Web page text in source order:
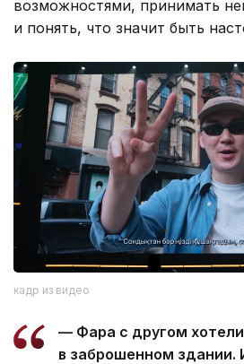
возможностями, принимать
и понять, что значит быть
кадр из видео
— Фара с другом
в заброшенном здании.